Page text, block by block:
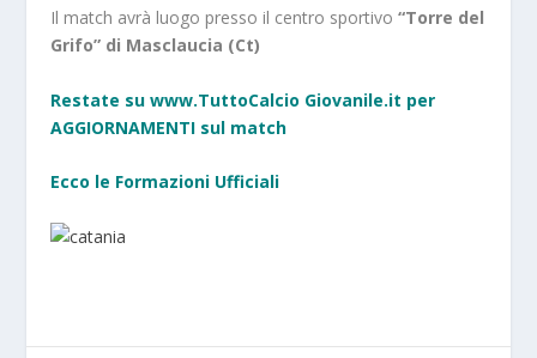
Il match avrà luogo presso il centro sportivo“Torre del
Grifo” di Masclaucia (Ct)
Restate su www.TuttoCalcio Giovanile.it per
AGGIORNAMENTI sul match
Ecco le Formazioni Ufficiali